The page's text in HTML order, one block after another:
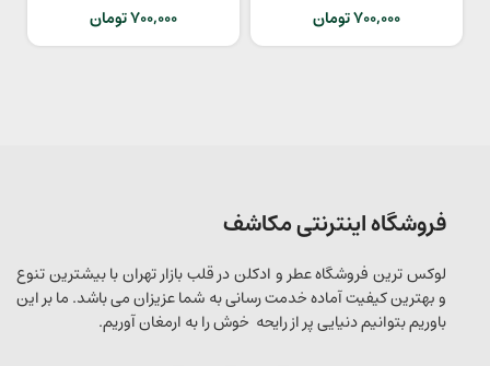
700,000تومان
700,000تومان
فروشگاه اینترنتی مکاشف
لوکس ترین فروشگاه عطر و ادکلن در قلب بازار تهران با بیشترین تنوع
و بهترین کیفیت آماده خدمت رسانی به شما عزیزان می باشد. ما بر این
باوریم بتوانیم دنیایی پر از رایحه خوش را به ارمغان آوریم.